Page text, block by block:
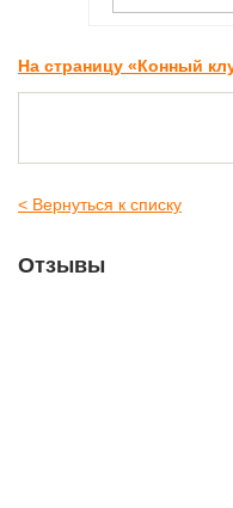
На страницу «Конный
< Вернуться к списку
Отзывы